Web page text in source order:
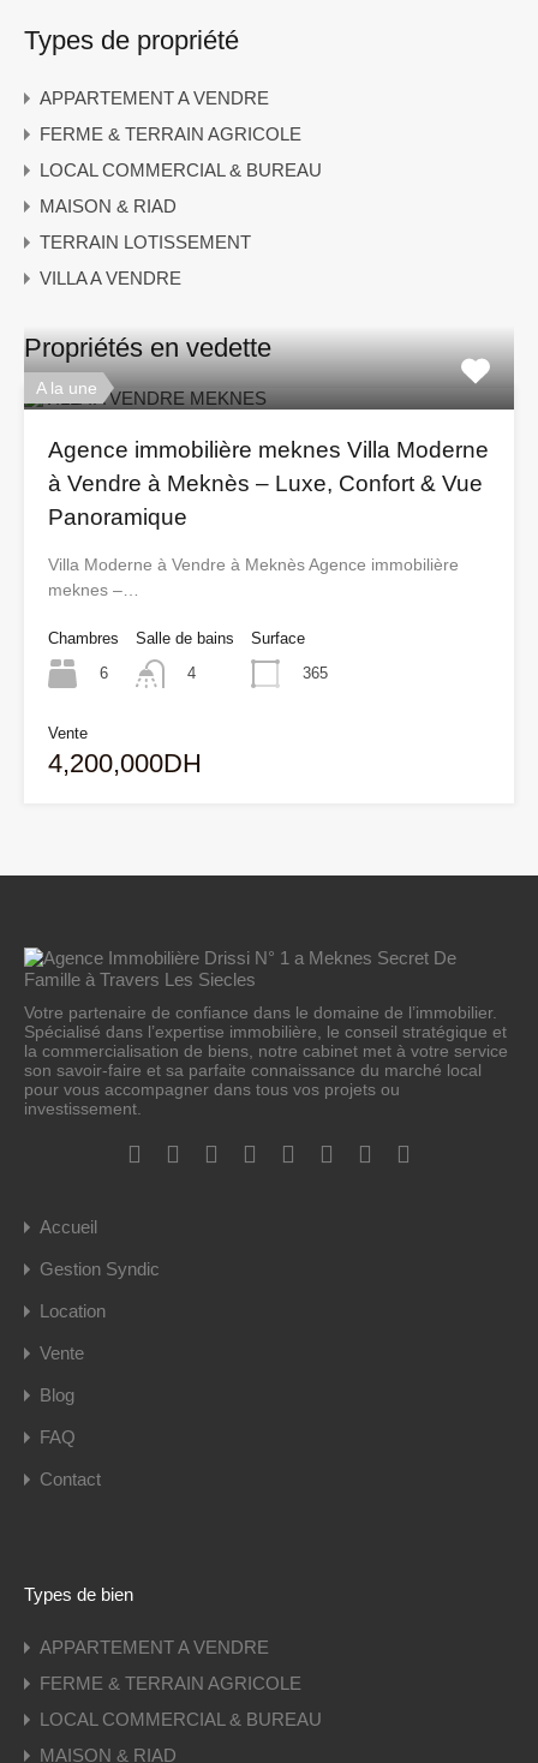
Types de propriété
APPARTEMENT A VENDRE
FERME & TERRAIN AGRICOLE
LOCAL COMMERCIAL & BUREAU
MAISON & RIAD
TERRAIN LOTISSEMENT
VILLA A VENDRE
Propriétés en vedette
A la une
Agence immobilière meknes Villa Moderne
à Vendre à Meknès – Luxe, Confort & Vue
Panoramique
Villa Moderne à Vendre à Meknès Agence immobilière
meknes –…
Chambres
6
Salle de bains
4
Surface
365
Vente
4,200,000DH
Votre partenaire de confiance dans le domaine de l’immobilier.
Spécialisé dans l’expertise immobilière, le conseil stratégique et
la commercialisation de biens, notre cabinet met à votre service
son savoir-faire et sa parfaite connaissance du marché local
pour vous accompagner dans tous vos projets ou
investissement.
Accueil
Gestion Syndic
Location
Vente
Blog
FAQ
Contact
Types de bien
APPARTEMENT A VENDRE
FERME & TERRAIN AGRICOLE
LOCAL COMMERCIAL & BUREAU
MAISON & RIAD